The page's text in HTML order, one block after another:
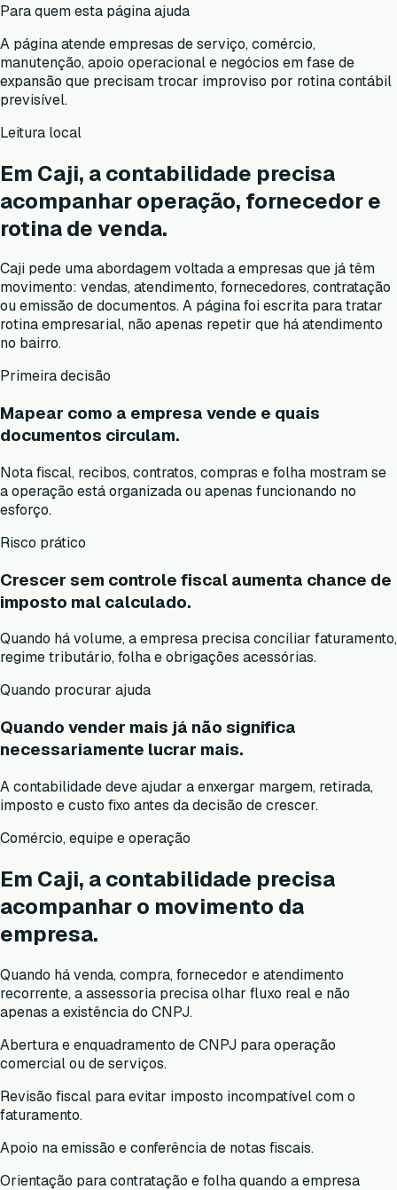
Para quem esta página ajuda
A página atende empresas de serviço, comércio,
manutenção, apoio operacional e negócios em fase de
expansão que precisam trocar improviso por rotina contábil
previsível.
Leitura local
Em Caji, a contabilidade precisa
acompanhar operação, fornecedor e
rotina de venda.
Caji pede uma abordagem voltada a empresas que já têm
movimento: vendas, atendimento, fornecedores, contratação
ou emissão de documentos. A página foi escrita para tratar
rotina empresarial, não apenas repetir que há atendimento
no bairro.
Primeira decisão
Mapear como a empresa vende e quais
documentos circulam.
Nota fiscal, recibos, contratos, compras e folha mostram se
a operação está organizada ou apenas funcionando no
esforço.
Risco prático
Crescer sem controle fiscal aumenta chance de
imposto mal calculado.
Quando há volume, a empresa precisa conciliar faturamento,
regime tributário, folha e obrigações acessórias.
Quando procurar ajuda
Quando vender mais já não significa
necessariamente lucrar mais.
A contabilidade deve ajudar a enxergar margem, retirada,
imposto e custo fixo antes da decisão de crescer.
Comércio, equipe e operação
Em Caji, a contabilidade precisa
acompanhar o movimento da
empresa.
Quando há venda, compra, fornecedor e atendimento
recorrente, a assessoria precisa olhar fluxo real e não
apenas a existência do CNPJ.
Abertura e enquadramento de CNPJ para operação
comercial ou de serviços.
Revisão fiscal para evitar imposto incompatível com o
faturamento.
Apoio na emissão e conferência de notas fiscais.
Orientação para contratação e folha quando a empresa